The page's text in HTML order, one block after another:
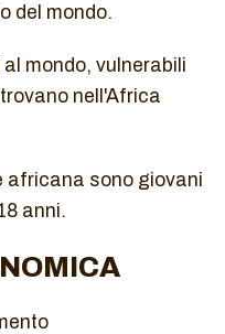
del mondo.
mondo, vulnerabili
nell'Africa
africana sono giovani
anni.